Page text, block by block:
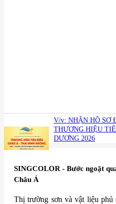
V/v: NHẬN HỒ SƠ
THƯƠNG HIỆU
DƯƠNG 2026
SINGCOLOR - Bước ngoặt
Châu Á
Thị trường sơn và vật liệu